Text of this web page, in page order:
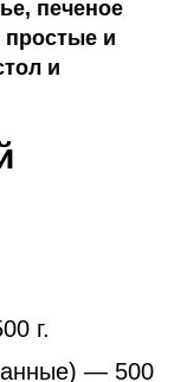
печеное
простые и
и
г.
— 500